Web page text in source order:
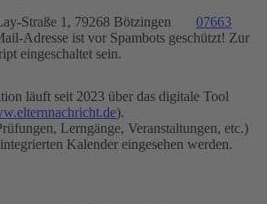
Straße 1, 79268 Bötzingen
07663
Adresse ist vor Spambots geschützt! Zur
eingeschaltet sein.
läuft seit 2023 über das digitale Tool
).
Lerngänge, Veranstaltungen, etc.)
Kalender eingesehen werden.